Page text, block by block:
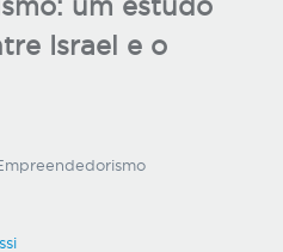
um estudo
Israel e o